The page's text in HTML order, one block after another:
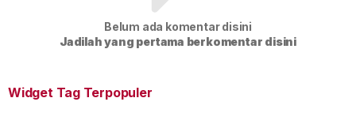
Belum ada komentar disini
Jadilah yang pertama berkomentar disini
Widget Tag Terpopuler